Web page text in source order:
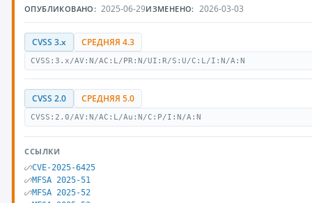
ОПУБЛИКОВАНО: 2025-06-29ИЗМЕНЕНО: 2026-03-03
CVSS 3.x СРЕДНЯЯ 4.3
CVSS:3.x/AV:N/AC:L/PR:N/UI:R/S:U/C:L/I:N/A:N
CVSS 2.0 СРЕДНЯЯ 5.0
CVSS:2.0/AV:N/AC:L/Au:N/C:P/I:N/A:N
ССЫЛКИ
CVE-2025-6425
MFSA 2025-51
MFSA 2025-52